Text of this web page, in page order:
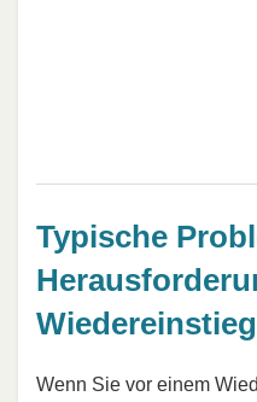
Typische
Wiedereinstieg
Wenn Sie vor einem